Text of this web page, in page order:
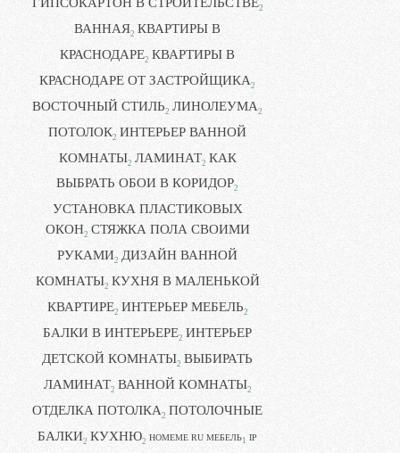
2
ВАННАЯ2 КВАРТИРЫ В
КРАСНОДАРЕ2 КВАРТИРЫ В
КРАСНОДАРЕ ОТ ЗАСТРОЙЩИКА2
ВОСТОЧНЫЙ СТИЛЬ2 ЛИНОЛЕУМА2
ПОТОЛОК2 ИНТЕРЬЕР ВАННОЙ
КОМНАТЫ2 ЛАМИНАТ2 КАК
ВЫБРАТЬ ОБОИ В КОРИДОР2
УСТАНОВКА ПЛАСТИКОВЫХ
ОКОН2 СТЯЖКА ПОЛА СВОИМИ
РУКАМИ2 ДИЗАЙН ВАННОЙ
КОМНАТЫ2 КУХНЯ В МАЛЕНЬКОЙ
КВАРТИРЕ2 ИНТЕРЬЕР МЕБЕЛЬ2
БАЛКИ В ИНТЕРЬЕРЕ2 ИНТЕРЬЕР
ДЕТСКОЙ КОМНАТЫ2 ВЫБИРАТЬ
ЛАМИНАТ2 ВАННОЙ КОМНАТЫ2
ОТДЕЛКА ПОТОЛКА2 ПОТОЛОЧНЫЕ
БАЛКИ2 КУХНЮ2 HOMEME RU МЕБЕЛЬ1 IP